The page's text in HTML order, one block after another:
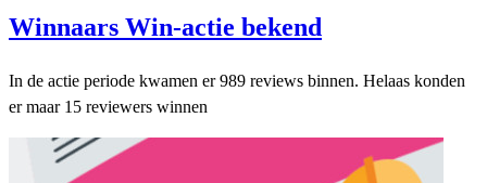
Winnaars Win-actie bekend
In de actie periode kwamen er 989 reviews binnen. Helaas konden
er maar 15 reviewers winnen